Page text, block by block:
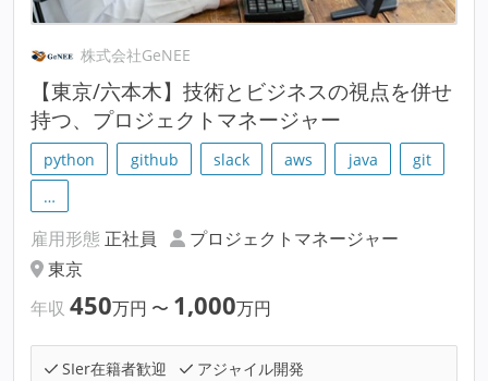
株式会社GeNEE
【東京/六本木】技術とビジネスの視点を併せ
持つ、プロジェクトマネージャー
python github slack aws java
git
…
雇用形態 正社員
プロジェクトマネージャー
東京
年収 450万円 〜 1,000万円
SIer在籍者歓迎
アジャイル開発